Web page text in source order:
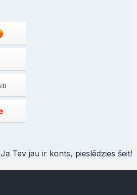
Ja Tev jau ir konts, pieslēdzies šeit!